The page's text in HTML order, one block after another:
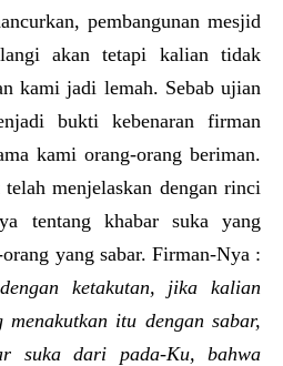
pembangunan mesjid
akan tetapi kalian tidak
kami jadi lemah. Sebab ujian
bukti kebenaran firman
kami orang-orang beriman.
menjelaskan dengan rinci
tentang khabar suka yang
yang sabar. Firman-Nya :
ketakutan, jika kalian
itu dengan sabar,
suka dari pada-Ku, bahwa